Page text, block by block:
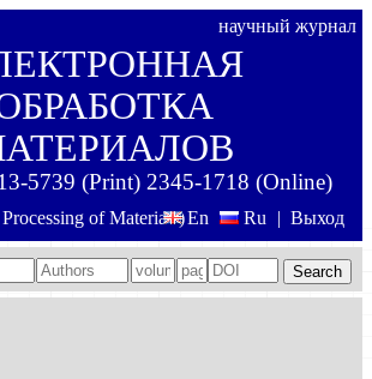
научный журнал
5739 (Print) 2345-1718 (Online)
of Materials) Выход
En Ru |
Search